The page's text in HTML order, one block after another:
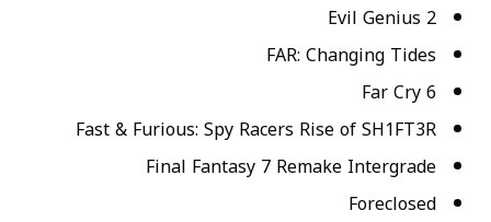
Evil Genius 2
FAR: Changing Tides
Far Cry 6
Fast & Furious: Spy Racers Rise of SH1FT3R
Final Fantasy 7 Remake Intergrade
Foreclosed